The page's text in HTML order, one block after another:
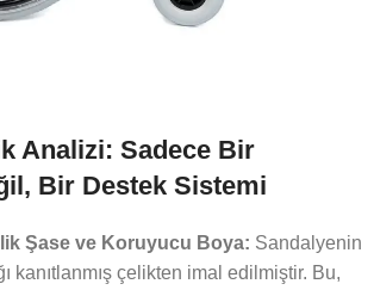
Analizi: Sadece Bir
Bir Destek Sistemi
Şase ve Koruyucu Boya: Sandalyenin
kanıtlanmış çelikten imal edilmiştir. Bu,